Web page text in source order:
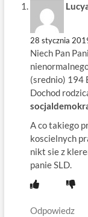
28 stycznia
Niech Pan
(srednio) 194
Dochod
A co takiego
koscielnych
nikt sie z
panie SLD.
Odpowiedz